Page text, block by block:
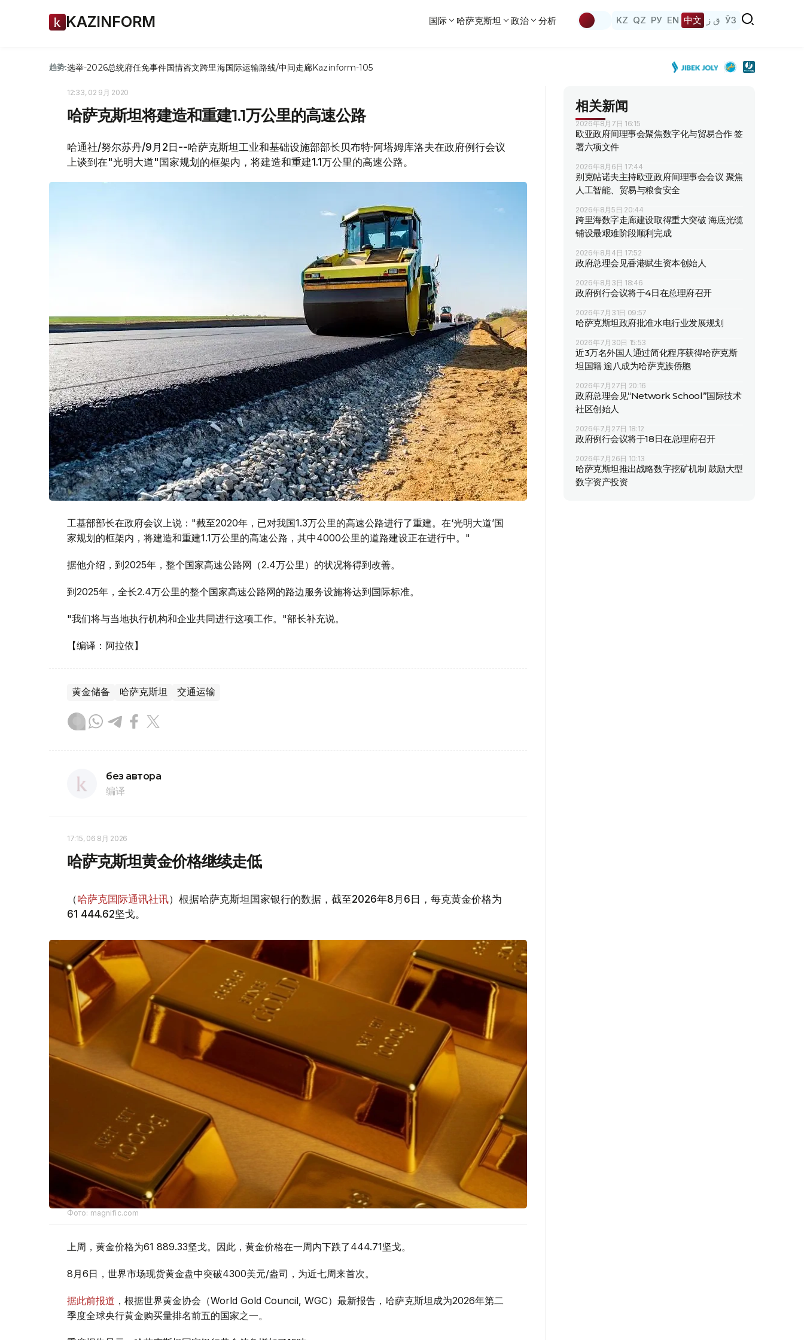
KAZINFORM 国际 哈萨克斯坦 政治 分析 KZ QZ РУ EN 中文 ق ز ЎЗ
趋势:选举-2026总统府任免事件国情咨文跨里海国际运输路线/中间走廊Kazinform-105
12:33, 02 9月 2020
哈萨克斯坦将建造和重建1.1万公里的高速公路
哈通社/努尔苏丹/9月2日--哈萨克斯坦工业和基础设施部部长贝布特·阿塔姆库洛夫在政府例行会议
上谈到在"光明大道"国家规划的框架内，将建造和重建1.1万公里的高速公路。
工基部部长在政府会议上说："截至2020年，已对我国1.3万公里的高速公路进行了重建。在‘光明大道’国
家规划的框架内，将建造和重建1.1万公里的高速公路，其中4000公里的道路建设正在进行中。"
据他介绍，到2025年，整个国家高速公路网（2.4万公里）的状况将得到改善。
到2025年，全长2.4万公里的整个国家高速公路网的路边服务设施将达到国际标准。
"我们将与当地执行机构和企业共同进行这项工作。"部长补充说。
【编译：阿拉依】
黄金储备 哈萨克斯坦 交通运输
без автора
编译
17:15, 06 8月 2026
哈萨克斯坦黄金价格继续走低
（哈萨克国际通讯社讯）根据哈萨克斯坦国家银行的数据，截至2026年8月6日，每克黄金价格为
61 444.62坚戈。
Фото: magnific.com
上周，黄金价格为61 889.33坚戈。因此，黄金价格在一周内下跌了444.71坚戈。
8月6日，世界市场现货黄金盘中突破4300美元/盎司，为近七周来首次。
据此前报道 ，根据世界黄金协会（World Gold Council, WGC）最新报告，哈萨克斯坦成为2026年第二
季度全球央行黄金购买量排名前五的国家之一。
相关新闻
2026年8月7日 16:15
欧亚政府间理事会聚焦数字化与贸易合作 签
署六项文件
2026年8月6日 17:44
别克帖诺夫主持欧亚政府间理事会会议 聚焦
人工智能、贸易与粮食安全
2026年8月5日 20:44
跨里海数字走廊建设取得重大突破 海底光缆
铺设最艰难阶段顺利完成
2026年8月4日 17:52
政府总理会见香港赋生资本创始人
2026年8月3日 18:46
政府例行会议将于4日在总理府召开
2026年7月31日 09:57
哈萨克斯坦政府批准水电行业发展规划
2026年7月30日 15:53
近3万名外国人通过简化程序获得哈萨克斯
坦国籍 逾八成为哈萨克族侨胞
2026年7月27日 20:16
政府总理会见“Network School”国际技术
社区创始人
2026年7月27日 18:12
政府例行会议将于18日在总理府召开
2026年7月26日 10:13
哈萨克斯坦推出战略数字挖矿机制 鼓励大型
数字资产投资